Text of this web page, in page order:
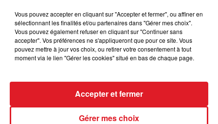
Béthune, événement ayant pour objet de financer un
voyage pédagogique en auto-financement donc je
viens vers vous pour savoir s'il est possible de faire une
promotion sur votre média.
Vous pouvez accepter en cliquant sur "Accepter et fermer", ou affiner en
sélectionnant les finalités et/ou partenaires dans "Gérer mes choix".
Vous pouvez également refuser en cliquant sur "Continuer sans
accepter". Vos préférences ne s'appliqueront que pour ce site. Vous
pouvez mettre à jour vos choix, ou retirer votre consentement à tout
moment via le lien "Gérer les cookies" situé en bas de chaque page.
Gérer mes choix
Accepter et fermer